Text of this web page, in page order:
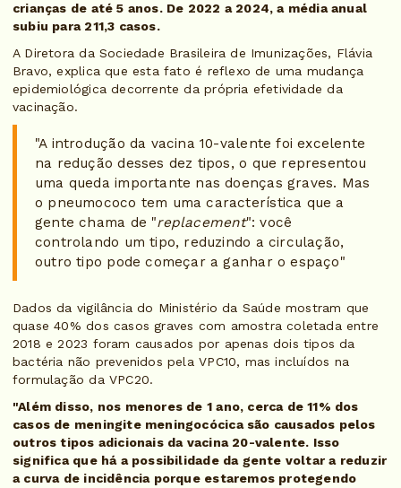
crianças de até 5 anos. De 2022 a 2024, a média anual
subiu para 211,3 casos.
A Diretora da Sociedade Brasileira de Imunizações, Flávia
Bravo, explica que esta fato é reflexo de uma mudança
epidemiológica decorrente da própria efetividade da
vacinação.
"A introdução da vacina 10-valente foi excelente
na redução desses dez tipos, o que representou
uma queda importante nas doenças graves. Mas
o pneumococo tem uma característica que a
gente chama de "replacement": você
controlando um tipo, reduzindo a circulação,
outro tipo pode começar a ganhar o espaço"
Dados da vigilância do Ministério da Saúde mostram que
quase 40% dos casos graves com amostra coletada entre
2018 e 2023 foram causados por apenas dois tipos da
bactéria não prevenidos pela VPC10, mas incluídos na
formulação da VPC20.
"Além disso, nos menores de 1 ano, cerca de 11% dos
casos de meningite meningocócica são causados pelos
outros tipos adicionais da vacina 20-valente. Isso
significa que há a possibilidade da gente voltar a reduzir
a curva de incidência porque estaremos protegendo